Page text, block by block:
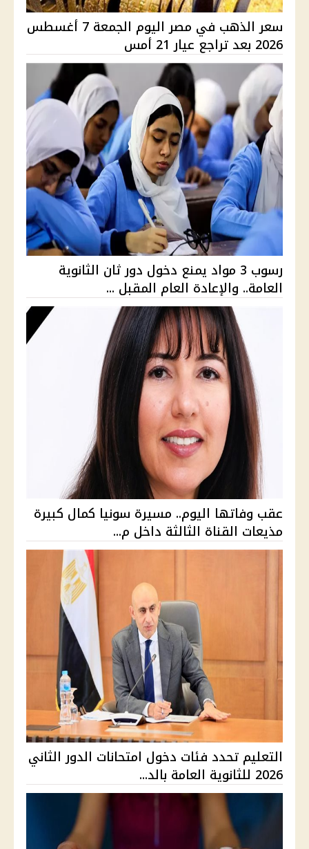
سعر الذهب في مصر اليوم الجمعة 7 أغسطس
2026 بعد تراجع عيار 21 أمس
رسوب 3 مواد يمنع دخول دور ثان الثانوية
العامة.. والإعادة العام المقبل ...
عقب وفاتها اليوم.. مسيرة سونيا كمال كبيرة
مذيعات القناة الثالثة داخل م...
التعليم تحدد فئات دخول امتحانات الدور الثاني
2026 للثانوية العامة بالد...